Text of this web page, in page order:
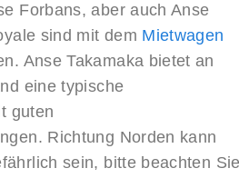
Forbans, aber auch Anse
sind mit dem Mietwagen
Anse Takamaka bietet an
eine typische
guten
Richtung Norden kann
sein, bitte beachten